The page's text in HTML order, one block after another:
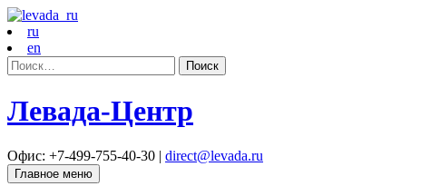
ru
en
Найти:
Левада-Центр
Офис: +7-499-755-40-30 | direct@levada.ru
Главное меню